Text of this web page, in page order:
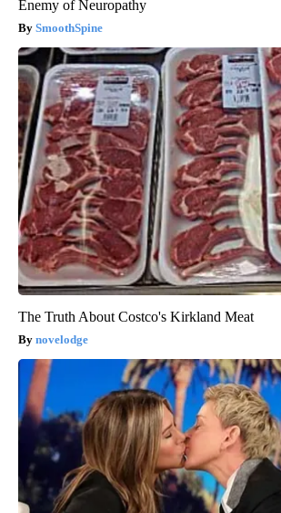
Enemy of Neuropathy
SmoothSpine
The Truth About Costco's Kirkland Meat
novelodge